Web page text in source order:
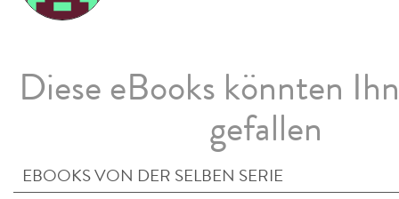
Diese eBooks könnten
gefallen
EBOOKS VON DER SELBEN SERIE